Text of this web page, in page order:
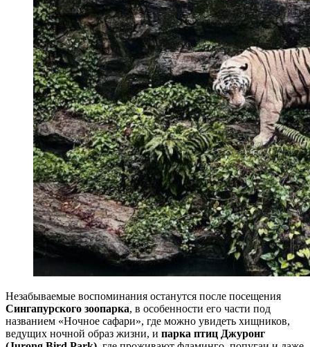
Незабываемые воспоминания останутся после посещения
Сингапурского зоопарка, в особенности его части под
названием «Ночное сафари», где можно увидеть хищников,
ведущих ночной образ жизни, и парка птиц Джуронг